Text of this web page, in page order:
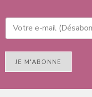
JE M'ABONNE